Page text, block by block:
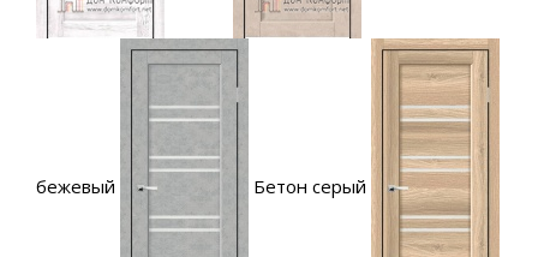
бежевый Бетон серый